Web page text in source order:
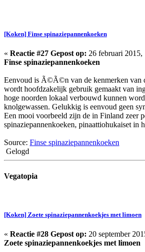
[Koken] Finse spinaziepannenkoeken
« Reactie #27 Gepost op: 26 februari 2015,
Finse spinaziepannenkoeken
Eenvoud is Ã©Ã©n van de kenmerken van
wordt hoofdzakelijk gebruik gemaakt van
hoge noorden lokaal verbouwd kunnen
knolgewassen. Gelukkig is eenvoud geen
Een mooi voorbeeld zijn de in Finland zeer
spinaziepannenkoeken, pinaattiohukaiset in
Source: Finse spinaziepannenkoeken
Gelogd
Vegatopia
[Koken] Zoete spinaziepannenkoekjes met limoen
« Reactie #28 Gepost op: 20 september
Zoete spinaziepannenkoekjes met limoen